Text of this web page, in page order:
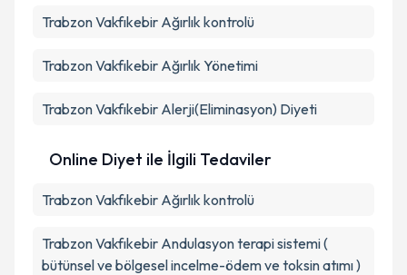
Trabzon Vakfıkebir Ağırlık kontrolü
Trabzon Vakfıkebir Ağırlık Yönetimi
Trabzon Vakfıkebir Alerji(Eliminasyon) Diyeti
Online Diyet ile İlgili Tedaviler
Trabzon Vakfıkebir Ağırlık kontrolü
Trabzon Vakfıkebir Andulasyon terapi sistemi (
bütünsel ve bölgesel incelme-ödem ve toksin atımı )